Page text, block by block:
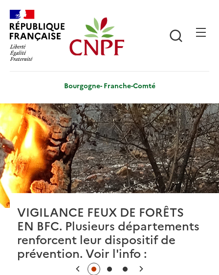
contenu
principal
Bourgogne- Franche-Comté
VIGILANCE FEUX DE FORÊTS
EN BFC. Plusieurs départements
renforcent leur dispositif de
prévention. Voir l'info :